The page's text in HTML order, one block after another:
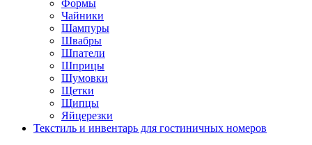
Формы
Чайники
Шампуры
Швабры
Шпатели
Шприцы
Шумовки
Щетки
Щипцы
Яйцерезки
Текстиль и инвентарь для гостиничных номеров